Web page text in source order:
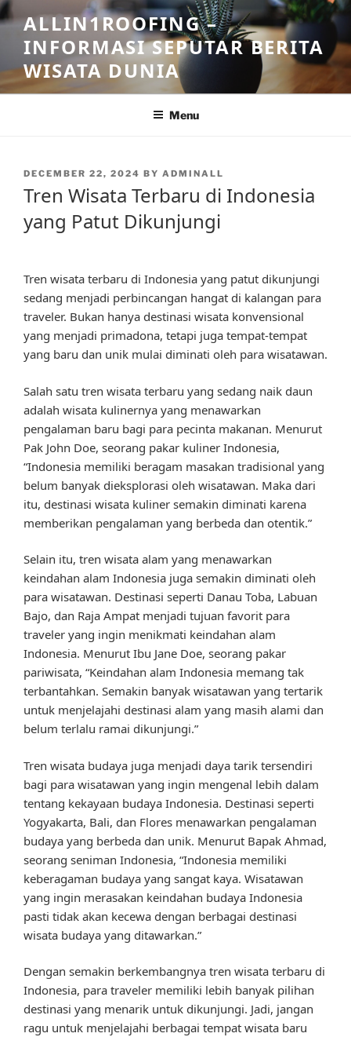
Skip
to
content
ALLIN1ROOFING –
INFORMASI SEPUTAR BERITA
WISATA DUNIA
Menu
POSTED
DECEMBER 22, 2024 BY ADMINALL
Tren Wisata Terbaru di Indonesia
yang Patut Dikunjungi
Tren wisata terbaru di Indonesia yang patut dikunjungi
sedang menjadi perbincangan hangat di kalangan para
traveler. Bukan hanya destinasi wisata konvensional
yang menjadi primadona, tetapi juga tempat-tempat
yang baru dan unik mulai diminati oleh para wisatawan.
Salah satu tren wisata terbaru yang sedang naik daun
adalah wisata kulinernya yang menawarkan
pengalaman baru bagi para pecinta makanan. Menurut
Pak John Doe, seorang pakar kuliner Indonesia,
“Indonesia memiliki beragam masakan tradisional yang
belum banyak dieksplorasi oleh wisatawan. Maka dari
itu, destinasi wisata kuliner semakin diminati karena
memberikan pengalaman yang berbeda dan otentik.”
Selain itu, tren wisata alam yang menawarkan
keindahan alam Indonesia juga semakin diminati oleh
para wisatawan. Destinasi seperti Danau Toba, Labuan
Bajo, dan Raja Ampat menjadi tujuan favorit para
traveler yang ingin menikmati keindahan alam
Indonesia. Menurut Ibu Jane Doe, seorang pakar
pariwisata, “Keindahan alam Indonesia memang tak
terbantahkan. Semakin banyak wisatawan yang tertarik
untuk menjelajahi destinasi alam yang masih alami dan
belum terlalu ramai dikunjungi.”
Tren wisata budaya juga menjadi daya tarik tersendiri
bagi para wisatawan yang ingin mengenal lebih dalam
tentang kekayaan budaya Indonesia. Destinasi seperti
Yogyakarta, Bali, dan Flores menawarkan pengalaman
budaya yang berbeda dan unik. Menurut Bapak Ahmad,
seorang seniman Indonesia, “Indonesia memiliki
keberagaman budaya yang sangat kaya. Wisatawan
yang ingin merasakan keindahan budaya Indonesia
pasti tidak akan kecewa dengan berbagai destinasi
wisata budaya yang ditawarkan.”
Dengan semakin berkembangnya tren wisata terbaru di
Indonesia, para traveler memiliki lebih banyak pilihan
destinasi yang menarik untuk dikunjungi. Jadi, jangan
ragu untuk menjelajahi berbagai tempat wisata baru